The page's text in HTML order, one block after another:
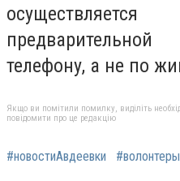
телефону, а не по
Якщо ви помітили помилку, виділіть
повідомити про це редакцію
#новостиАвдеевки #волонтеры